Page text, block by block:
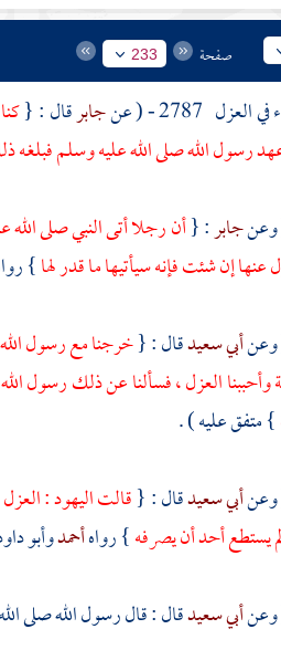
صفحة 233
العزل جابرقال : {
رسول الله صلى الله عليه وسلم فبلغه
جابر: {أن رجلا أتى النبي صلى
إن شئت فإنه سيأتيها ما قدر لها}
أبي سعيدقال : {خرجنا مع رسول
وأحببنا العزل ، فسألنا عن ذلك رسول
} متفق عليه ) .
أبي سعيدقال : {قالتاليهود:
يستطع أحد أن يصرفه} رواهأحمدوأبو
أبي سعيدقال : قال رسول الله صلى